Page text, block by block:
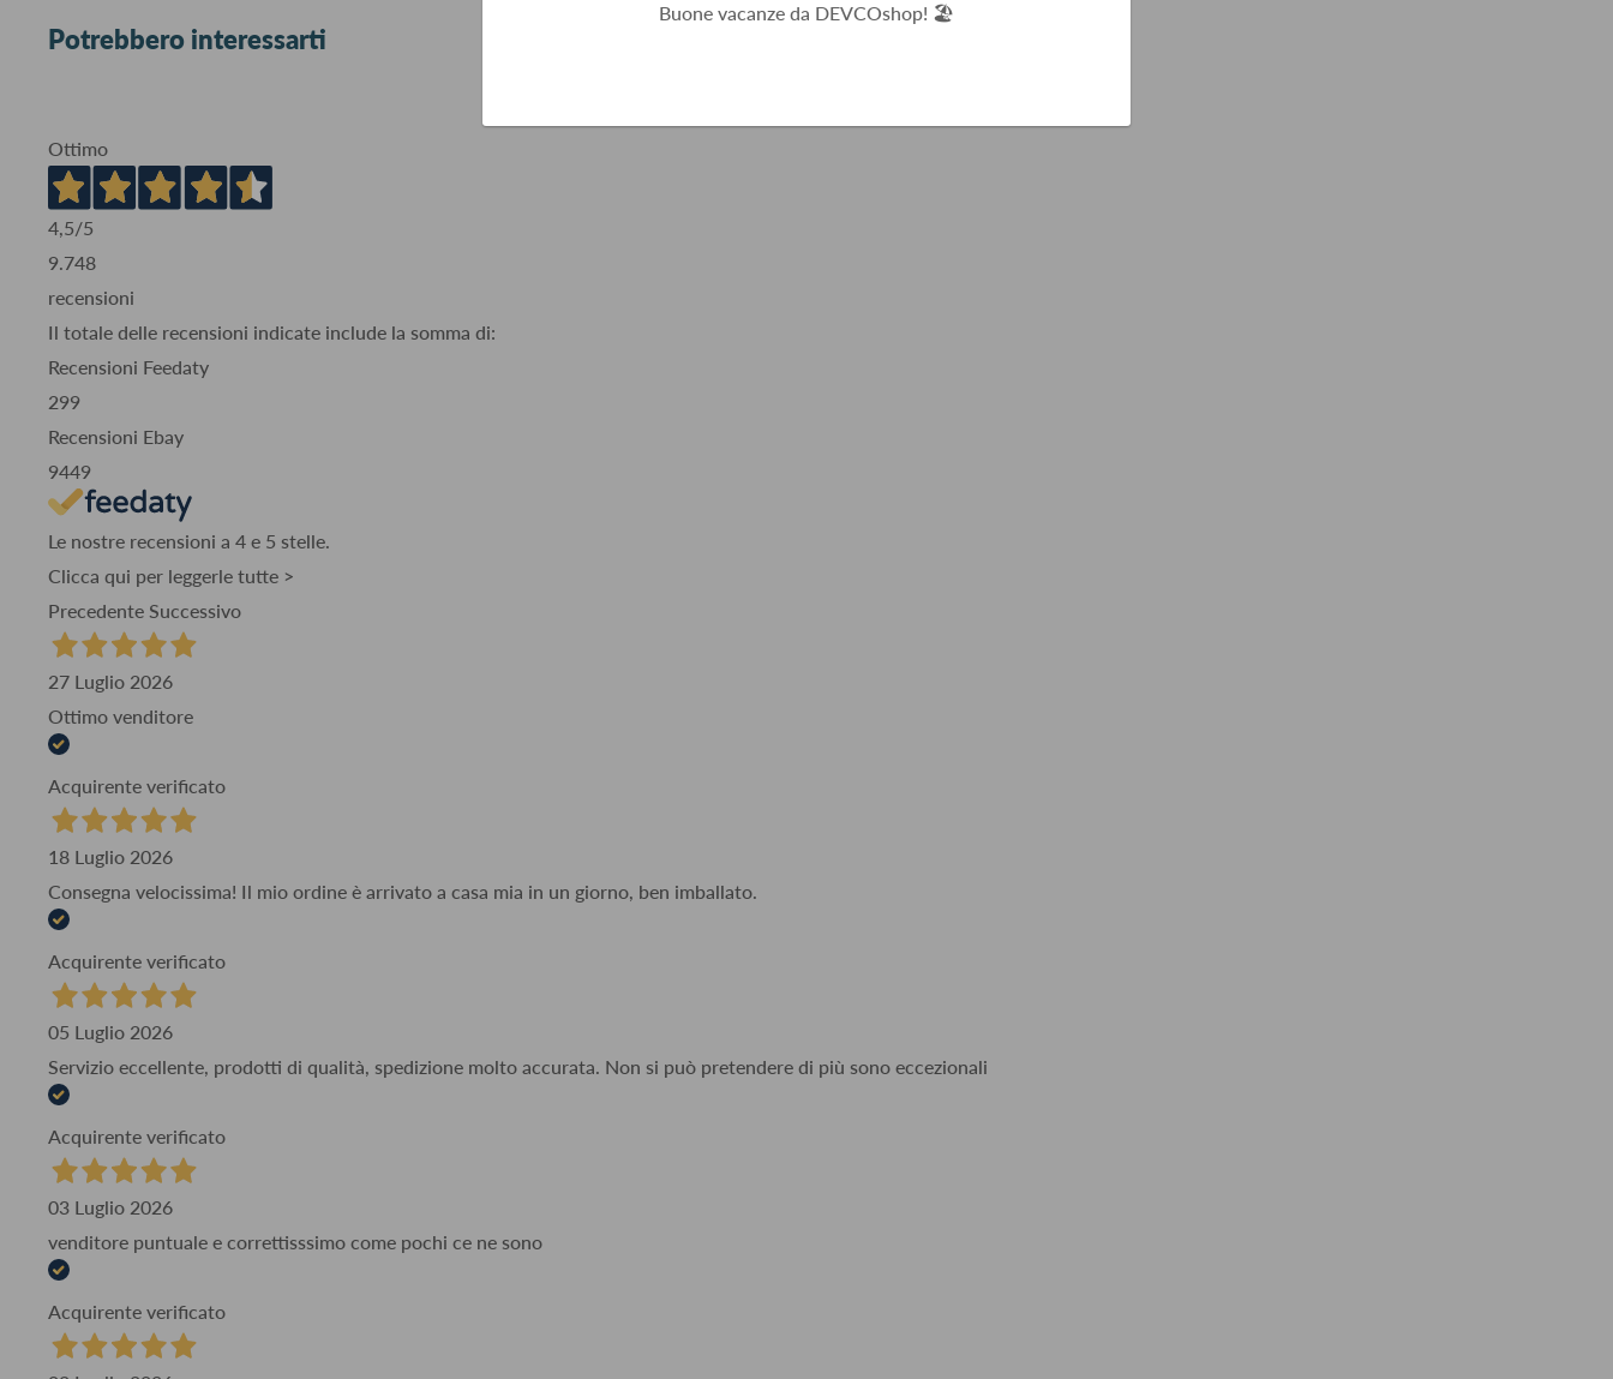
Buone vacanze da DEVCOshop! 🏖️
Potrebbero interessarti
Ottimo
4,5/5
9.748
recensioni
Il totale delle recensioni indicate include la somma di:
Recensioni Feedaty
299
Recensioni Ebay
9449
Le nostre recensioni a 4 e 5 stelle.
Clicca qui per leggerle tutte >
Precedente Successivo
27 Luglio 2026
Ottimo venditore
Acquirente verificato
18 Luglio 2026
Consegna velocissima! Il mio ordine è arrivato a casa mia in un giorno, ben imballato.
Acquirente verificato
05 Luglio 2026
Servizio eccellente, prodotti di qualità, spedizione molto accurata. Non si può pretendere di più sono eccezionali
Acquirente verificato
03 Luglio 2026
venditore puntuale e correttisssimo come pochi ce ne sono
Acquirente verificato